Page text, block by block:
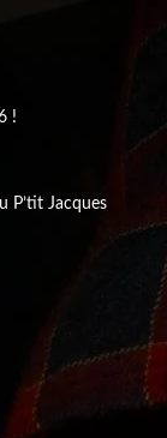
!
P’tit Jacques